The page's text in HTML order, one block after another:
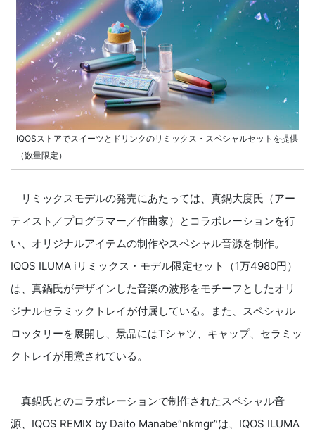
IQOSストアでスイーツとドリンクのリミックス・スペシャルセットを提供
（数量限定）
リミックスモデルの発売にあたっては、真鍋大度氏（アー
ティスト／プログラマー／作曲家）とコラボレーションを行
い、オリジナルアイテムの制作やスペシャル音源を制作。
IQOS ILUMA iリミックス・モデル限定セット（1万4980円）
は、真鍋氏がデザインした音楽の波形をモチーフとしたオリ
ジナルセラミックトレイが付属している。また、スペシャル
ロッタリーを展開し、景品にはTシャツ、キャップ、セラミッ
クトレイが用意されている。
真鍋氏とのコラボレーションで制作されたスペシャル音
源、IQOS REMIX by Daito Manabe“nkmgr”は、IQOS ILUMA